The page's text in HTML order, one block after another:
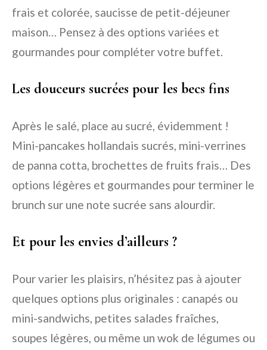
frais et colorée, saucisse de petit-déjeuner
maison… Pensez à des options variées et
gourmandes pour compléter votre buffet.
Les douceurs sucrées pour les becs fins
Après le salé, place au sucré, évidemment !
Mini-pancakes hollandais sucrés, mini-verrines
de panna cotta, brochettes de fruits frais… Des
options légères et gourmandes pour terminer le
brunch sur une note sucrée sans alourdir.
Et pour les envies d’ailleurs ?
Pour varier les plaisirs, n’hésitez pas à ajouter
quelques options plus originales : canapés ou
mini-sandwichs, petites salades fraîches,
soupes légères, ou même un wok de légumes ou